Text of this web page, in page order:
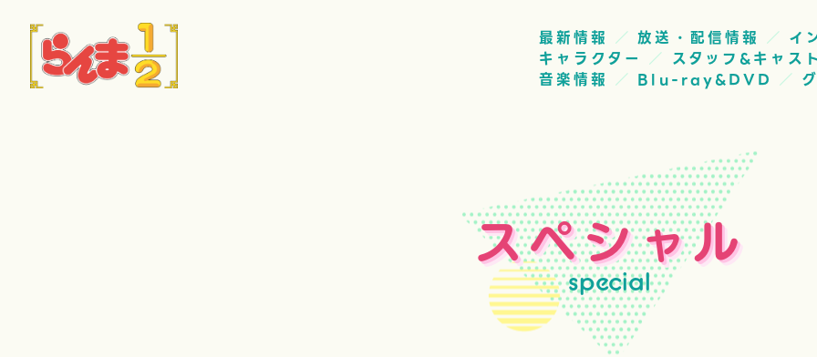
最新情報 放送・配信情報
イ
キャラクター
スタッフ&キャス
音楽情報
Blu-ray&DVD
スペシャル
special